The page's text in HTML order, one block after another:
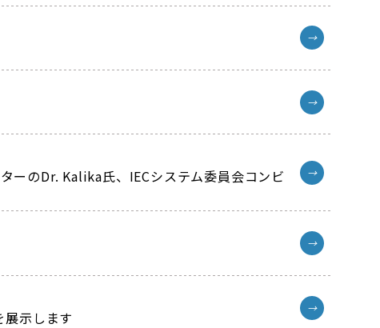
→
→
ーのDr. Kalika氏、IECシステム委員会コンビ →
→
示します
→